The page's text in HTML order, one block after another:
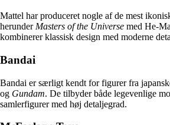
Mattel har produceret nogle af de mest
herunder Masters of the Universe med He-
kombinerer klassisk design med moderne
Bandai
Bandai er særligt kendt for figurer fra
og Gundam. De tilbyder både legevenlige
samlerfigurer med høj detaljegrad.